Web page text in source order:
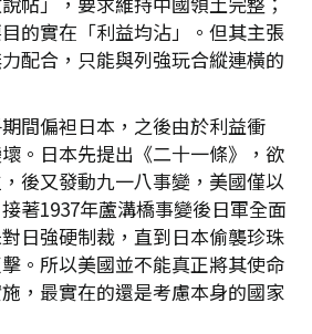
的實在「利益均沾」。但其主張
配合，只能與列強玩合縱連橫的
間偏袒日本，之後由於利益衝
。日本先提出《二十一條》，欲
後又發動九一八事變，美國僅以
著1937年蘆溝橋事變後日軍全面
日強硬制裁，直到日本偷襲珍珠
。所以美國並不能真正將其使命
，最實在的還是考慮本身的國家